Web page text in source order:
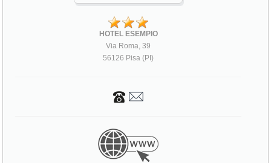
HOTEL ESEMPIO
Via Roma, 39
56126 Pisa (PI)